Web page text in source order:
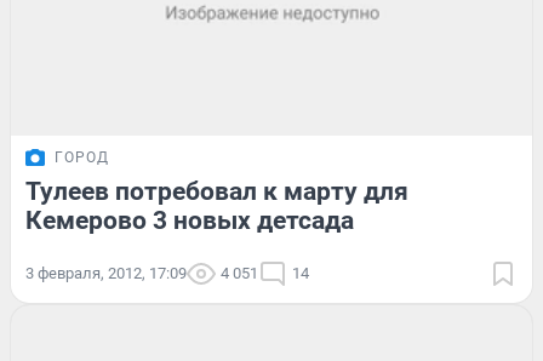
ГОРОД
Тулеев потребовал к марту для
Кемерово 3 новых детсада
3 февраля, 2012, 17:09 4 051 14